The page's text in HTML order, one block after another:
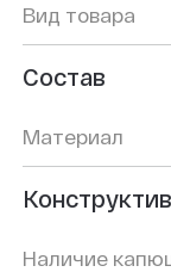
Вид товара
Состав
Материал
Наличие